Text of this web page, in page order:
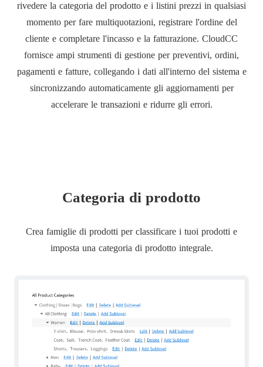
rivedere la categoria del prodotto e i listini prezzi in qualsiasi
momento per fare multiquotazioni, registrare l'ordine del
cliente e completare l'incasso e la fatturazione. CloudCC
fornisce ampi strumenti di gestione per preventivi, ordini,
pagamenti e fatture, collegando i dati all'interno del sistema e
sincronizzando automaticamente gli aggiornamenti per
accelerare le transazioni e ridurre gli errori.
Categoria di prodotto
Crea famiglie di prodotti per classificare i tuoi prodotti e
imposta una categoria di prodotto integrale.